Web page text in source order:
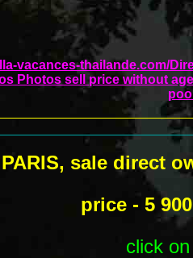
vacances-thailande.com/
Photos sell price without
sale direct
price - 5
click